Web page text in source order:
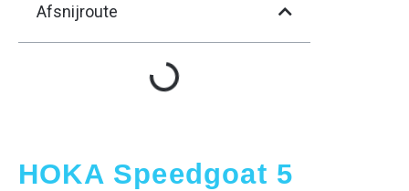
Afsnijroute
HOKA Speedgoat 5